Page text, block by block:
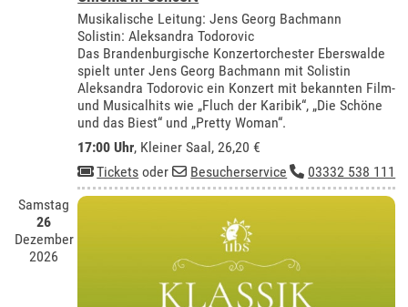
Musikalische Leitung: Jens Georg Bachmann
Solistin: Aleksandra Todorovic
Das Brandenburgische Konzertorchester Eberswalde
spielt unter Jens Georg Bachmann mit Solistin
Aleksandra Todorovic ein Konzert mit bekannten Film-
und Musicalhits wie „Fluch der Karibik“, „Die Schöne
und das Biest“ und „Pretty Woman“.
17:00 Uhr, Kleiner Saal, 26,20 €
Tickets oder Besucherservice
03332 538 111
Samstag
26
Dezember
2026